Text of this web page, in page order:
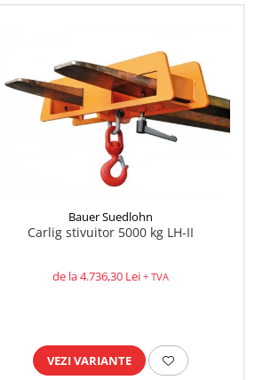
Bauer Suedlohn
Carlig stivuitor 5000 kg LH-II
de la 4.736,30 Lei+ TVA
VEZI VARIANTE